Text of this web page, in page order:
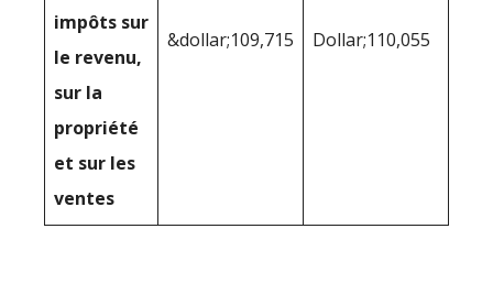
impôts sur
le revenu,
sur la
propriété
et sur les
ventes
&dollar;109,715 Dollar;110,055